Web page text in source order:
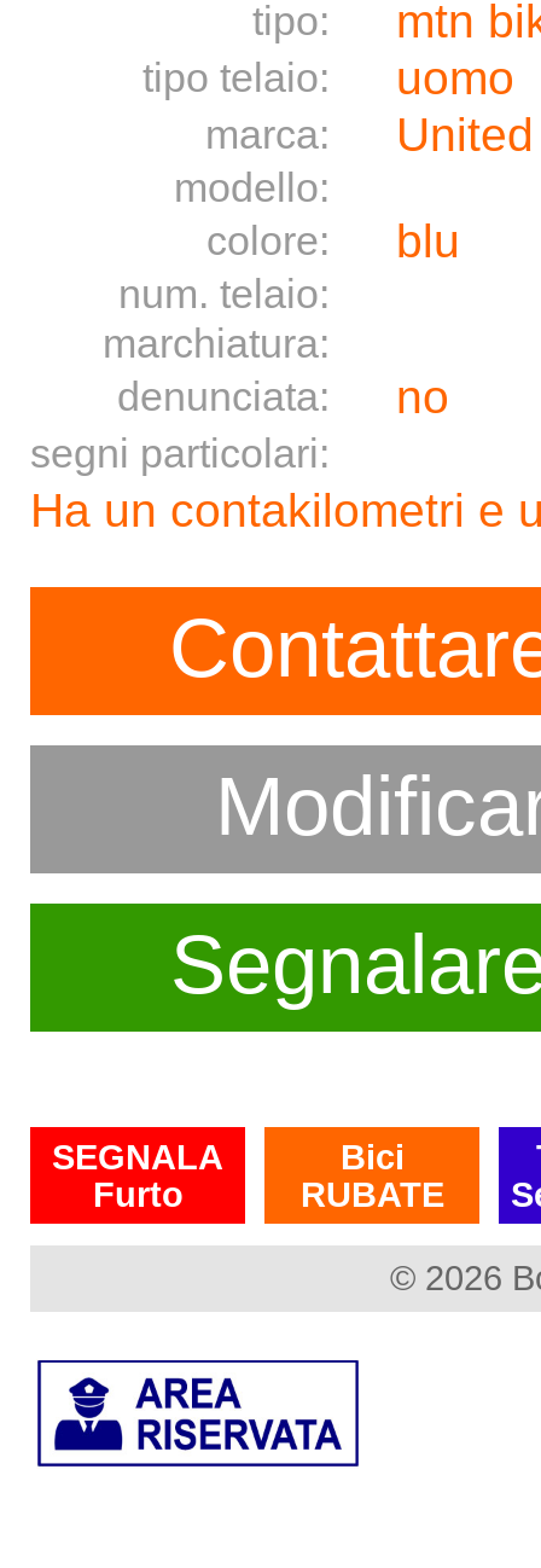
tipo: mtn
tipo telaio: uomo
marca:
modello:
colore:
blu
num. telaio:
marchiatura:
denunciata:
no
segni particolari:
Ha un contakilometri e
SEGNALA
Furto
Bici
RUBATE
© 2026